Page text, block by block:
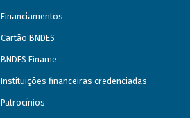
Financiamentos
Cartão BNDES
BNDES Finame
Instituições financeiras credenciadas
Patrocínios